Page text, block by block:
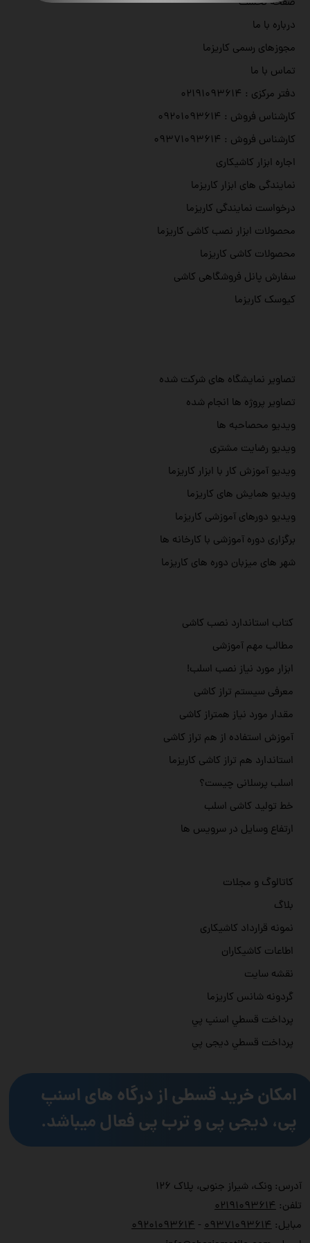
آدرس: ونک، شیراز جنوبی، پلاک ۱۲۶
تلفن:
۰۲۱۹۱۰۹۳۶۱۴
مبایل:
۰۹۳۷۱۰۹۳۶۱۴ - ۰۹۲۰۱۰۹۳۶۱۴
تصاویر نمایشگاه های شرکت شده
تصاویر پروژه ها انجام شده
ویدیو محصاحبه ها
ویدیو رضایت مشتری
ویدیو آموزش کار با ابزار کاریزما
ویدیو همایش های کاریزما
ویدیو دورهای آموزشی کاریزما
برگزاری دوره آموزشی با کارخانه ها
شهر های میزبان دوره های کاریزما
صفحه نخست
درباره با ما
مجوزهای رسمی کاریزما
تماس با ما
دفتر مرکزی : ۰۲۱۹۱۰۹۳۶۱۴
کارشناس فروش : ۰۹۲۰۱۰۹۳۶۱۴
کارشناس فروش : ۰۹۳۷۱۰۹۳۶۱۴
اجاره ابزار کاشیکاری
نمایندگی های ابزار کاریزما
درخواست نمایندگی کاریزما
محصولات ابزار نصب کاشی کاریزما
محصولات کاشی کاریزما
سفارش پانل فروشگاهی کاشی
کیوسک کاریزما
کاتالوگ و مجلات
بلاگ
نمونه قرارداد کاشیکاری
اطاعات کاشیکاران
نقشه سایت
گردونه شانس کاریزما
پرداخت قسطي اسنپ پي
پرداخت قسطي دیجی پي
کتاب استاندارد نصب کاشی
مطالب مهم آموزشی
ابزار مورد نیاز نصب اسلب!
معرفی سیستم تراز کاشی
مقدار مورد نیاز همتراز کاشی
آموزش استفاده از هم تراز کاشی
استاندارد هم تراز کاشی کاریزما
اسلب پرسلانی چیست؟
خط تولید کاشی اسلب
ارتفاع وسایل در سرویس ها
امکان خرید قسطی از درگاه های اسنپ
پی، دیجی پی و ترب پی فعال میباشد.